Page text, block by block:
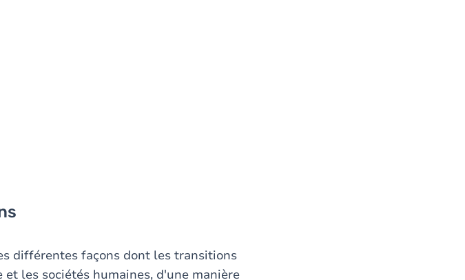
différentes façons dont les transitions
les sociétés humaines, d'une manière